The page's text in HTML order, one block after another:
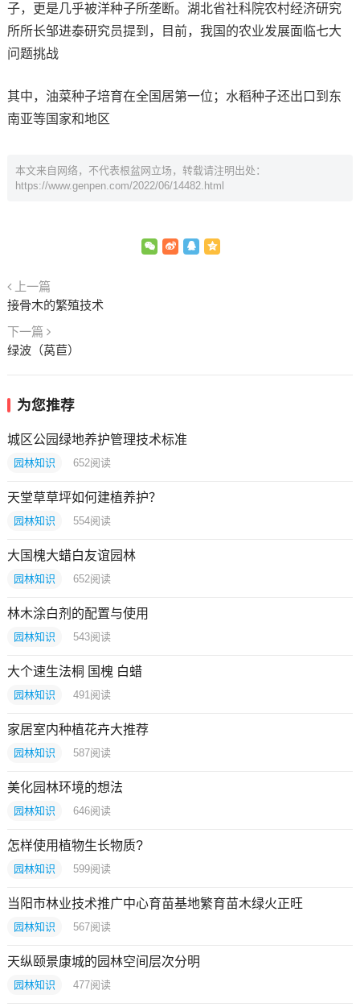
子，更是几乎被洋种子所垄断。湖北省社科院农村经济研究
所所长邹进泰研究员提到，目前，我国的农业发展面临七大
问题挑战
其中，油菜种子培育在全国居第一位；水稻种子还出口到东
南亚等国家和地区
本文来自网络，不代表根盆网立场，转载请注明出处：
https://www.genpen.com/2022/06/14482.html
上一篇
接骨木的繁殖技术
下一篇
绿波（莴苣）
为您推荐
城区公园绿地养护管理技术标准
园林知识 652阅读
天堂草草坪如何建植养护？
园林知识 554阅读
大国槐大蜡白友谊园林
园林知识 652阅读
林木涂白剂的配置与使用
园林知识 543阅读
大个速生法桐 国槐 白蜡
园林知识 491 阅读
家居室内种植花卉大推荐
园林知识 587阅读
美化园林环境的想法
园林知识 646阅读
怎样使用植物生长物质?
园林知识 599阅读
当阳市林业技术推广中心育苗基地繁育苗木绿火正旺
园林知识 567阅读
天纵颐景康城的园林空间层次分明
园林知识 477阅读